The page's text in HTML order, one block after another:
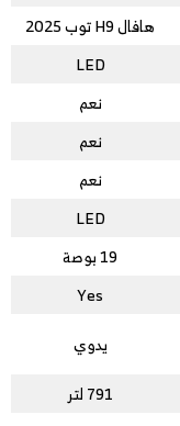
هافال H9 توب 2025
LED
نعم
نعم
نعم
LED
19 بوصة
Yes
يدوي
791 لتر